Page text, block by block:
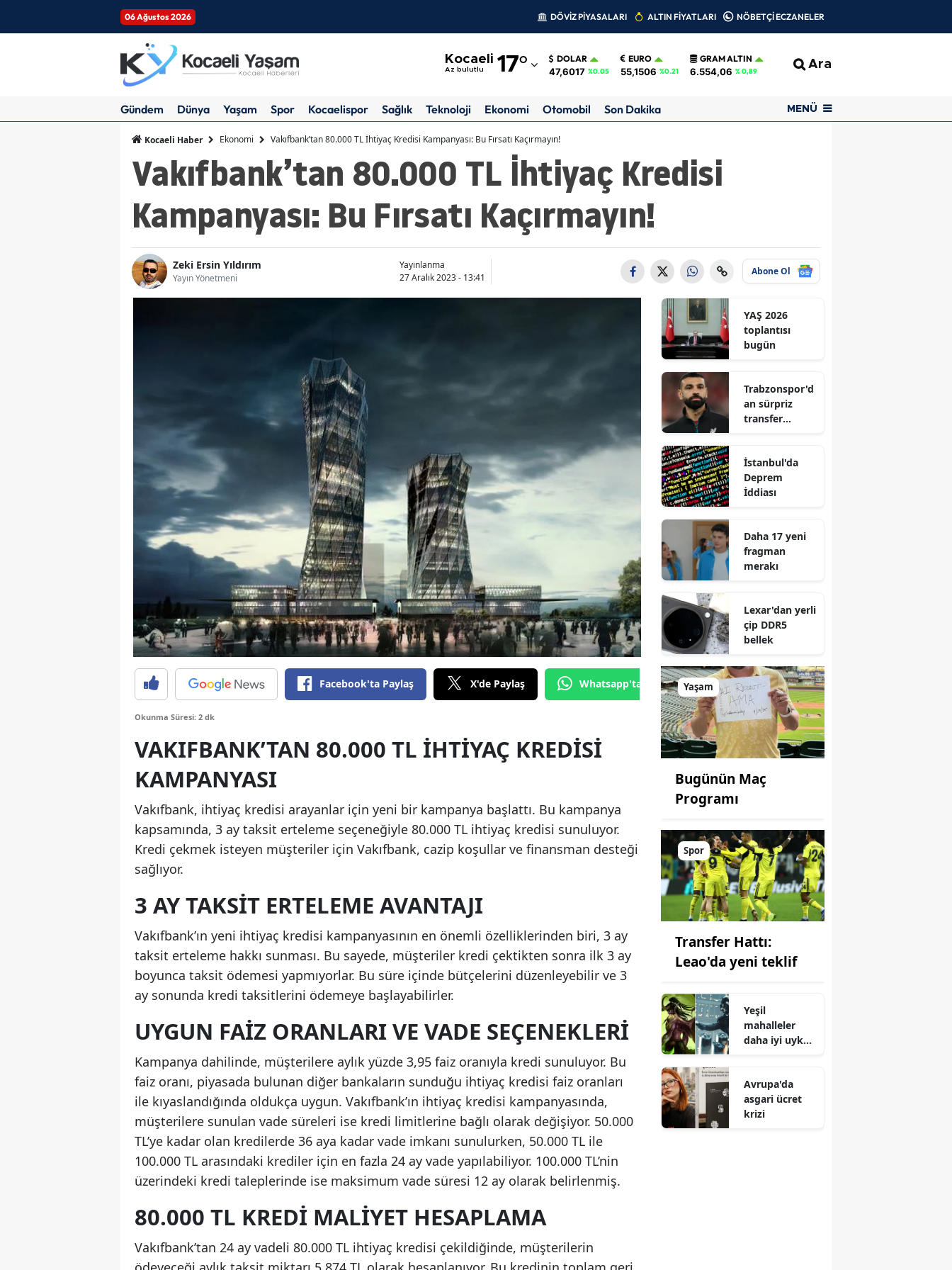
06 Ağustos 2026 DÖVİZ PİYASALARI ALTIN FİYATLARI NÖBETÇİ ECZANELER
Kocaeli
Az bulutlu 17°
Adıyaman
Amasya
Ankara
Antalya
Artvin
Aydın
Burdur
Bursa
Çanakkale
Çankırı
Çorum
Denizli
Diyarbakır
Edirne
Elazığ
Erzurum
Giresun
Gümüşhane
Hatay
Isparta
Mersin
İzmir
Kars
Kastamonu
Kayseri
Kırklareli
Kırşehir
Kütahya
DOLAR
47,6017 %0.05
EURO
55,1506 %0.21
GRAM ALTIN
6.554,06 % 0,89 Ara
Gündem Dünya Yaşam Spor Kocaelispor Sağlık Teknoloji Ekonomi Otomobil Son Dakika MENÜ
Kocaeli Haber Ekonomi Vakıfbank’tan 80.000 TL İhtiyaç Kredisi Kampanyası: Bu Fırsatı Kaçırmayın!
Vakıfbank’tan 80.000 TL İhtiyaç Kredisi
Kampanyası: Bu Fırsatı Kaçırmayın!
Zeki Ersin Yıldırım
Yayın Yönetmeni
Yayınlanma
27 Aralık 2023 - 13:41
Abone Ol
Facebook'ta Paylaş X'de Paylaş Whatsapp'tan Gönder
Okunma Süresi: 2 dk
VAKIFBANK’TAN 80.000 TL İHTIYAÇ KREDISI
KAMPANYASI
Vakıfbank, ihtiyaç kredisi arayanlar için yeni bir kampanya başlattı. Bu kampanya
kapsamında, 3 ay taksit erteleme seçeneğiyle 80.000 TL ihtiyaç kredisi sunuluyor.
Kredi çekmek isteyen müşteriler için Vakıfbank, cazip koşullar ve finansman desteği
sağlıyor.
3 AY TAKSIT ERTELEME AVANTAJI
Vakıfbank’ın yeni ihtiyaç kredisi kampanyasının en önemli özelliklerinden biri, 3 ay
taksit erteleme hakkı sunması. Bu sayede, müşteriler kredi çektikten sonra ilk 3 ay
boyunca taksit ödemesi yapmıyorlar. Bu süre içinde bütçelerini düzenleyebilir ve 3
ay sonunda kredi taksitlerini ödemeye başlayabilirler.
UYGUN FAIZ ORANLARI VE VADE SEÇENEKLERI
Kampanya dahilinde, müşterilere aylık yüzde 3,95 faiz oranıyla kredi sunuluyor. Bu
faiz oranı, piyasada bulunan diğer bankaların sunduğu ihtiyaç kredisi faiz oranları
ile kıyaslandığında oldukça uygun. Vakıfbank’ın ihtiyaç kredisi kampanyasında,
müşterilere sunulan vade süreleri ise kredi limitlerine bağlı olarak değişiyor. 50.000
TL’ye kadar olan kredilerde 36 aya kadar vade imkanı sunulurken, 50.000 TL ile
100.000 TL arasındaki krediler için en fazla 24 ay vade yapılabiliyor. 100.000 TL’nin
üzerindeki kredi taleplerinde ise maksimum vade süresi 12 ay olarak belirlenmiş.
80.000 TL KREDI MALIYET HESAPLAMA
Vakıfbank’tan 24 ay vadeli 80.000 TL ihtiyaç kredisi çekildiğinde, müşterilerin
YAŞ 2026
toplantısı
bugün
Trabzonspor'd
an sürpriz
transfer
İstanbul'da
Deprem
İddiası
Daha 17 yeni
fragman
merakı
Lexar'dan yerli
çip DDR5
bellek
Yaşam
Bugünün Maç
Programı
Spor
Transfer Hattı:
Leao'da yeni teklif
Yeşil
mahalleler
daha iyi uyku
Avrupa'da
asgari ücret
krizi